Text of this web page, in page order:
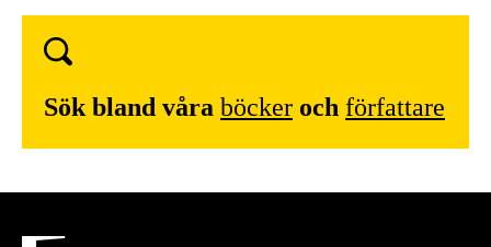
Sök bland våra böcker och författare